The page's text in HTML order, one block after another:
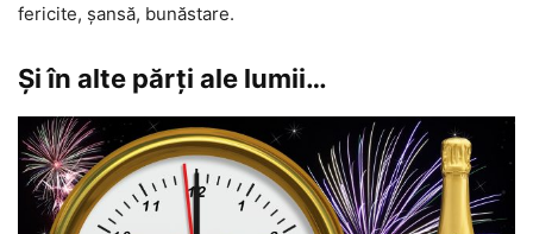
fericite, şansă, bunăstare.
Şi în alte părţi ale lumii…